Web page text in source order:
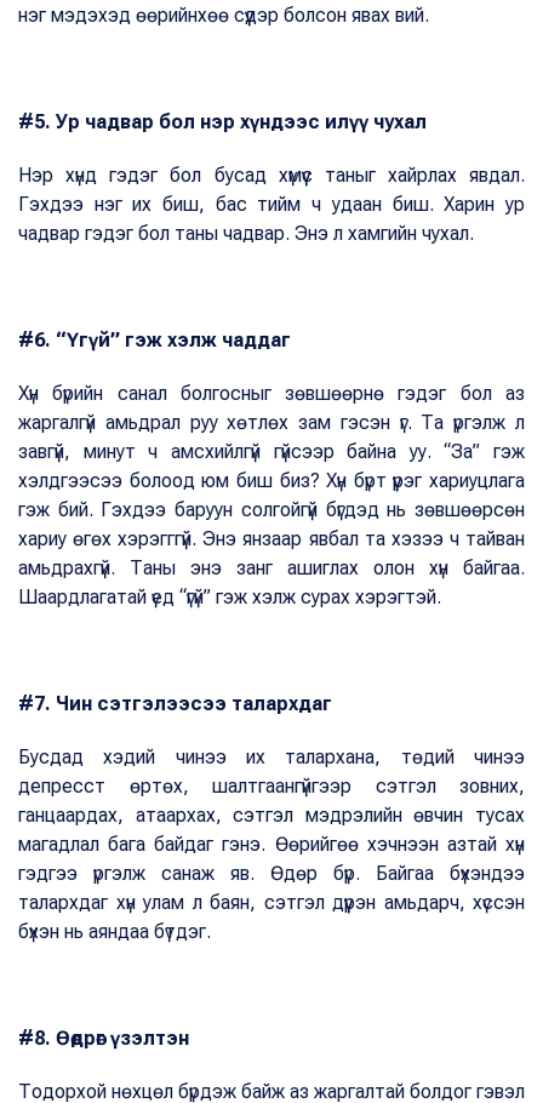
нэг мэдэхэд өөрийнхөө сүүдэр болсон явах вий.
#5. Ур чадвар бол нэр хүндээс илүү чухал
Нэр хүнд гэдэг бол бусад хүмүүс таныг хайрлах явдал.
Гэхдээ нэг их биш, бас тийм ч удаан биш. Харин ур
чадвар гэдэг бол таны чадвар. Энэ л хамгийн чухал.
#6. “Үгүй” гэж хэлж чаддаг
Хүн бүрийн санал болгосныг зөвшөөрнө гэдэг бол аз
жаргалгүй амьдрал руу хөтлөх зам гэсэн үг. Та үргэлж л
завгүй, минут ч амсхийлгүй гүйсээр байна уу. “За” гэж
хэлдгээсээ болоод юм биш биз? Хүн бүрт үүрэг хариуцлага
гэж бий. Гэхдээ баруун солгойгүй бүгдэд нь зөвшөөрсөн
хариу өгөх хэрэгггүй. Энэ янзаар явбал та хэзээ ч тайван
амьдрахгүй. Таны энэ занг ашиглах олон хүн байгаа.
Шаардлагатай үед “үгүй” гэж хэлж сурах хэрэгтэй.
#7. Чин сэтгэлээсээ талархдаг
Бусдад хэдий чинээ их талархана, төдий чинээ
депресст өртөх, шалтгаангүйгээр сэтгэл зовних,
ганцаардах, атаархах, сэтгэл мэдрэлийн өвчин тусах
магадлал бага байдаг гэнэ. Өөрийгөө хэчнээн азтай хүн
гэдгээ үргэлж санаж яв. Өдөр бүр. Байгаа бүхэндээ
талархдаг хүн улам л баян, сэтгэл дүүрэн амьдарч, хүссэн
бүхэн нь аяндаа бүтдэг.
#8. Өөдрөг үзэлтэн
Тодорхой нөхцөл бүрдэж байж аз жаргалтай болдог гэвэл